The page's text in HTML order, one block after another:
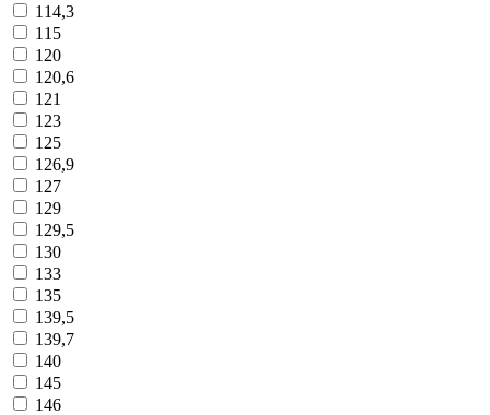
114,3
115
120
120,6
121
123
125
126,9
127
129
129,5
130
133
135
139,5
139,7
140
145
146